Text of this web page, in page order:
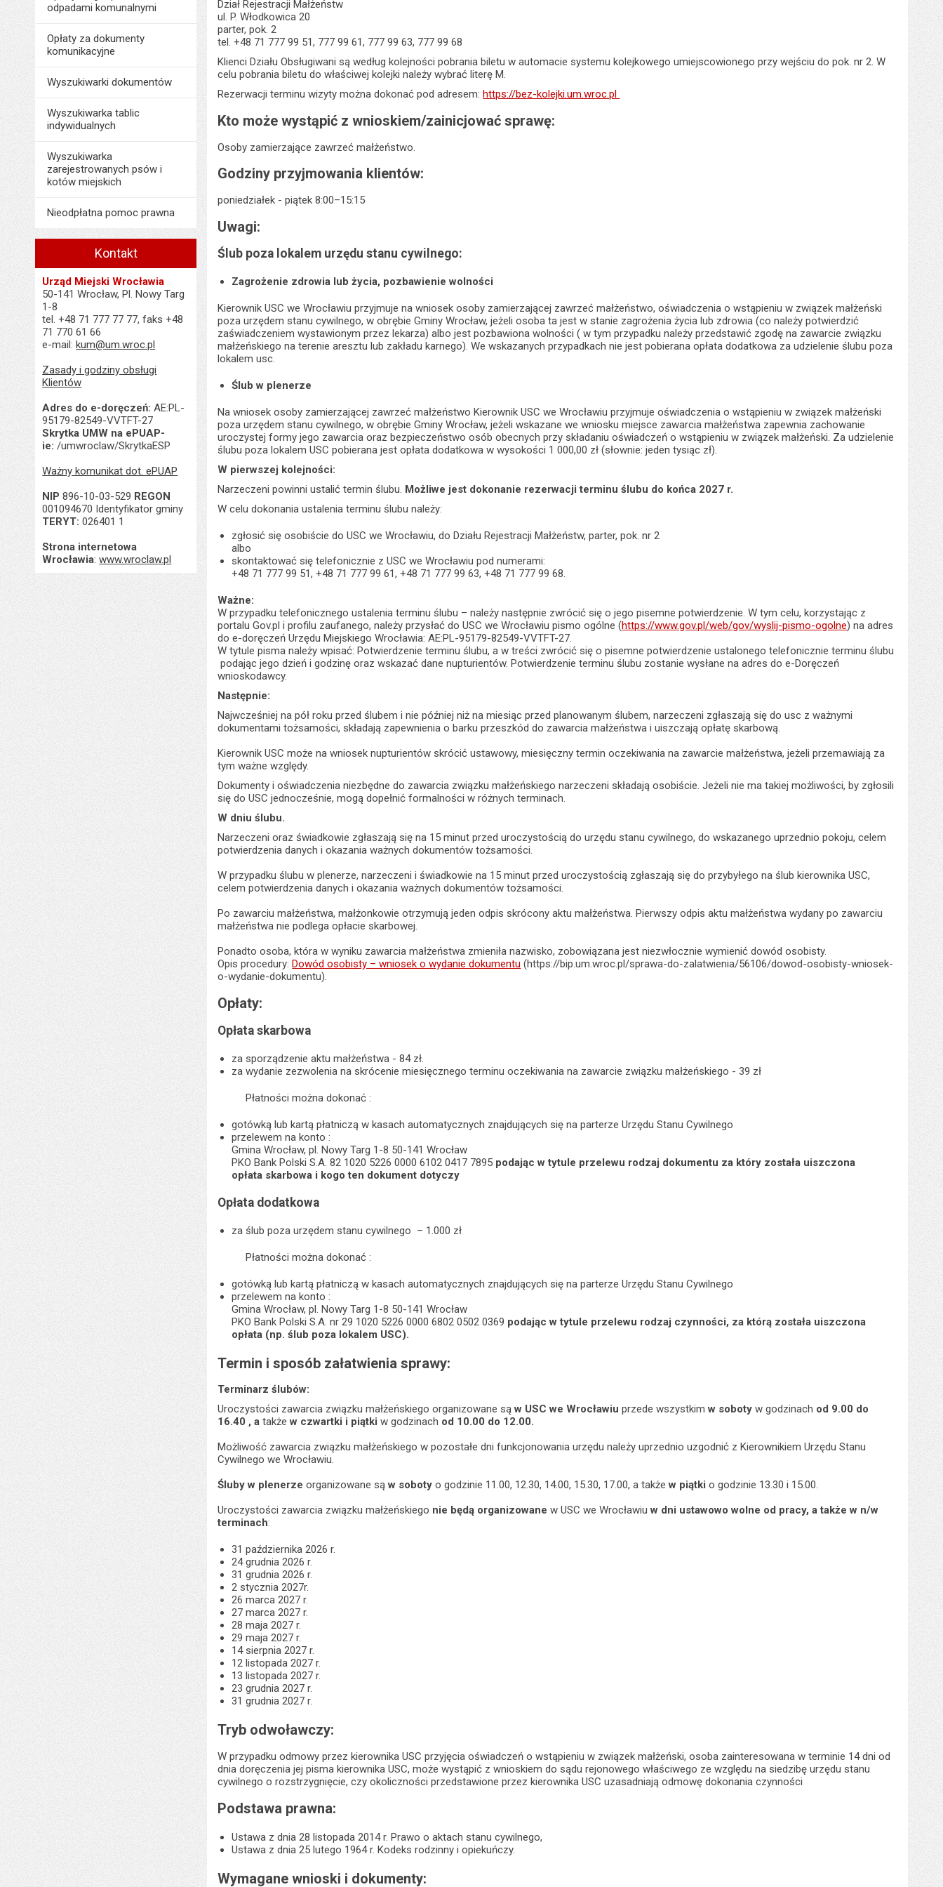
odpadami komunalnymi
Opłaty za dokumenty
komunikacyjne
Wyszukiwarki dokumentów
Wyszukiwarka tablic
indywidualnych
Wyszukiwarka
zarejestrowanych psów i
kotów miejskich
Nieodpłatna pomoc prawna
Kontakt
Urząd Miejski Wrocławia
50-141 Wrocław, Pl. Nowy Targ
1-8
tel. +48 71 777 77 77, faks +48
71 770 61 66
e-mail:kum@um.wroc.pl
Zasady i godziny obsługi
Klientów
Adres do e-doręczeń: AE:PL-
95179-82549-VVTFT-27
Skrytka UMW na ePUAP-
ie: /umwroclaw/SkrytkaESP
Ważny komunikat dot. ePUAP
NIP 896-10-03-529 REGON
001094670 Identyfikator gminy
TERYT: 026401 1
Strona internetowa
Wrocławia:www.wroclaw.pl
Dział Rejestracji Małżeństw
ul. P. Włodkowica 20
parter, pok. 2
tel. +48 71 777 99 51, 777 99 61, 777 99 63, 777 99 68
Klienci Działu Obsługiwani są według kolejności pobrania biletu w automacie systemu kolejkowego umiejscowionego przy wejściu do pok. nr 2. W
celu pobrania biletu do właściwej kolejki należy wybrać literę M.
Rezerwacji terminu wizyty można dokonać pod adresem: https://bez-kolejki.um.wroc.pl
Kto może wystąpić z wnioskiem/zainicjować sprawę:
Osoby zamierzające zawrzeć małżeństwo.
Godziny przyjmowania klientów:
poniedziałek - piątek 8:00–15:15
Uwagi:
Ślub poza lokalem urzędu stanu cywilnego:
Zagrożenie zdrowia lub życia, pozbawienie wolności
Kierownik USC we Wrocławiu przyjmuje na wniosek osoby zamierzającej zawrzeć małżeństwo, oświadczenia o wstąpieniu w związek małżeński
poza urzędem stanu cywilnego, w obrębie Gminy Wrocław, jeżeli osoba ta jest w stanie zagrożenia życia lub zdrowia (co należy potwierdzić
zaświadczeniem wystawionym przez lekarza) albo jest pozbawiona wolności ( w tym przypadku należy przedstawić zgodę na zawarcie związku
małżeńskiego na terenie aresztu lub zakładu karnego). We wskazanych przypadkach nie jest pobierana opłata dodatkowa za udzielenie ślubu poza
lokalem usc.
Ślub w plenerze
Na wniosek osoby zamierzającej zawrzeć małżeństwo Kierownik USC we Wrocławiu przyjmuje oświadczenia o wstąpieniu w związek małżeński
poza urzędem stanu cywilnego, w obrębie Gminy Wrocław, jeżeli wskazane we wniosku miejsce zawarcia małżeństwa zapewnia zachowanie
uroczystej formy jego zawarcia oraz bezpieczeństwo osób obecnych przy składaniu oświadczeń o wstąpieniu w związek małżeński. Za udzielenie
ślubu poza lokalem USC pobierana jest opłata dodatkowa w wysokości 1 000,00 zł (słownie: jeden tysiąc zł).
W pierwszej kolejności:
Narzeczeni powinni ustalić termin ślubu. Możliwe jest dokonanie rezerwacji terminu ślubu do końca 2027 r.
W celu dokonania ustalenia terminu ślubu należy:
zgłosić się osobiście do USC we Wrocławiu, do Działu Rejestracji Małżeństw, parter, pok. nr 2
albo
skontaktować się telefonicznie z USC we Wrocławiu pod numerami:
+48 71 777 99 51, +48 71 777 99 61, +48 71 777 99 63, +48 71 777 99 68.
Ważne:
W przypadku telefonicznego ustalenia terminu ślubu – należy następnie zwrócić się o jego pisemne potwierdzenie. W tym celu, korzystając z
portalu Gov.pl i profilu zaufanego, należy przysłać do USC we Wrocławiu pismo ogólne (https://www.gov.pl/web/gov/wyslij-pismo-ogolne) na adres
do e-doręczeń Urzędu Miejskiego Wrocławia: AE:PL-95179-82549-VVTFT-27.
W tytule pisma należy wpisać: Potwierdzenie terminu ślubu, a w treści zwrócić się o pisemne potwierdzenie ustalonego telefonicznie terminu ślubu
podając jego dzień i godzinę oraz wskazać dane nupturientów. Potwierdzenie terminu ślubu zostanie wysłane na adres do e-Doręczeń
wnioskodawcy.
Następnie:
Najwcześniej na pół roku przed ślubem i nie później niż na miesiąc przed planowanym ślubem, narzeczeni zgłaszają się do usc z ważnymi
dokumentami tożsamości, składają zapewnienia o barku przeszkód do zawarcia małżeństwa i uiszczają opłatę skarbową.
Kierownik USC może na wniosek nupturientów skrócić ustawowy, miesięczny termin oczekiwania na zawarcie małżeństwa, jeżeli przemawiają za
tym ważne względy.
Dokumenty i oświadczenia niezbędne do zawarcia związku małżeńskiego narzeczeni składają osobiście. Jeżeli nie ma takiej możliwości, by zgłosili
się do USC jednocześnie, mogą dopełnić formalności w różnych terminach.
W dniu ślubu.
Narzeczeni oraz świadkowie zgłaszają się na 15 minut przed uroczystością do urzędu stanu cywilnego, do wskazanego uprzednio pokoju, celem
potwierdzenia danych i okazania ważnych dokumentów tożsamości.
W przypadku ślubu w plenerze, narzeczeni i świadkowie na 15 minut przed uroczystością zgłaszają się do przybyłego na ślub kierownika USC,
celem potwierdzenia danych i okazania ważnych dokumentów tożsamości.
Po zawarciu małżeństwa, małżonkowie otrzymują jeden odpis skrócony aktu małżeństwa. Pierwszy odpis aktu małżeństwa wydany po zawarciu
małżeństwa nie podlega opłacie skarbowej.
Ponadto osoba, która w wyniku zawarcia małżeństwa zmieniła nazwisko, zobowiązana jest niezwłocznie wymienić dowód osobisty.
Opis procedury: Dowód osobisty – wniosek o wydanie dokumentu (https://bip.um.wroc.pl/sprawa-do-zalatwienia/56106/dowod-osobisty-wniosek-
o-wydanie-dokumentu).
Opłaty:
Opłata skarbowa
za sporządzenie aktu małżeństwa - 84 zł.
za wydanie zezwolenia na skrócenie miesięcznego terminu oczekiwania na zawarcie związku małżeńskiego - 39 zł
Płatności można dokonać :
gotówką lub kartą płatniczą w kasach automatycznych znajdujących się na parterze Urzędu Stanu Cywilnego
przelewem na konto :
Gmina Wrocław, pl. Nowy Targ 1-8 50-141 Wrocław
PKO Bank Polski S.A. 82 1020 5226 0000 6102 0417 7895 podając w tytule przelewu rodzaj dokumentu za który została uiszczona
opłata skarbowa i kogo ten dokument dotyczy
Opłata dodatkowa
za ślub poza urzędem stanu cywilnego – 1.000 zł
Płatności można dokonać :
gotówką lub kartą płatniczą w kasach automatycznych znajdujących się na parterze Urzędu Stanu Cywilnego
przelewem na konto :
Gmina Wrocław, pl. Nowy Targ 1-8 50-141 Wrocław
PKO Bank Polski S.A. nr 29 1020 5226 0000 6802 0502 0369 podając w tytule przelewu rodzaj czynności, za którą została uiszczona
opłata (np. ślub poza lokalem USC).
Termin i sposób załatwienia sprawy:
Terminarz ślubów:
Uroczystości zawarcia związku małżeńskiego organizowane sąw USC we Wrocławiuprzede wszystkimw sobotyw godzinach od 9.00 do
16.40 , atakże w czwartki i piątkiw godzinach od 10.00 do 12.00.
Możliwość zawarcia związku małżeńskiego w pozostałe dni funkcjonowania urzędu należy uprzednio uzgodnić z Kierownikiem Urzędu Stanu
Cywilnego we Wrocławiu.
Śluby w plenerze organizowane sąw soboty o godzinie 11.00, 12.30, 14.00, 15.30, 17.00, a takżew piątki o godzinie 13.30 i 15.00.
Uroczystości zawarcia związku małżeńskiego nie będą organizowane w USC we Wrocławiuw dni ustawowo wolne od pracy, a także w n/w
terminach:
31 października 2026 r.
24 grudnia 2026 r.
31 grudnia 2026 r.
2 stycznia 2027r.
26 marca 2027 r.
27 marca 2027 r.
28 maja 2027 r.
29 maja 2027 r.
14 sierpnia 2027 r.
12 listopada 2027 r.
13 listopada 2027 r.
23 grudnia 2027 r.
31 grudnia 2027 r.
Tryb odwoławczy:
W przypadku odmowy przez kierownika USC przyjęcia oświadczeń o wstąpieniu w związek małżeński, osoba zainteresowana w terminie 14 dni od
dnia doręczenia jej pisma kierownika USC, może wystąpić z wnioskiem do sądu rejonowego właściwego ze względu na siedzibę urzędu stanu
cywilnego o rozstrzygnięcie, czy okoliczności przedstawione przez kierownika USC uzasadniają odmowę dokonania czynności
Podstawa prawna:
Ustawa z dnia 28 listopada 2014 r. Prawo o aktach stanu cywilnego,
Ustawa z dnia 25 lutego 1964 r. Kodeks rodzinny i opiekuńczy.
Wymagane wnioski i dokumenty: